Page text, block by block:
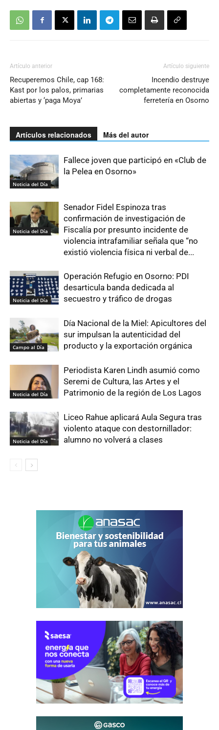
Artículo anterior
Recuperemos Chile, cap 168:
Kast por los palos, primarias
abiertas y ‘paga Moya’
Artículo siguiente
Incendio destruye
completamente reconocida
ferretería en Osorno
Artículos relacionados Más del autor
Noticia del Día
Fallece joven que participó en «Club de
la Pelea en Osorno»
Noticia del Día
Senador Fidel Espinoza tras
confirmación de investigación de
Fiscalía por presunto incidente de
violencia intrafamiliar señala que “no
existió violencia física ni verbal de...
Noticia del Día
Operación Refugio en Osorno: PDI
desarticula banda dedicada al
secuestro y tráfico de drogas
Campo al Día
Día Nacional de la Miel: Apicultores del
sur impulsan la autenticidad del
producto y la exportación orgánica
Noticia del Día
Periodista Karen Lindh asumió como
Seremi de Cultura, las Artes y el
Patrimonio de la región de Los Lagos
Noticia del Día
Liceo Rahue aplicará Aula Segura tras
violento ataque con destornillador:
alumno no volverá a clases